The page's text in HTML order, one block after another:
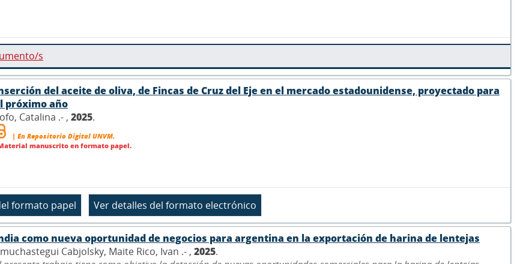
s
del aceite de oliva, de Fincas de Cruz del Eje en el mercado estadounidense, proyectado para
próximo año
Catalina .- , 2025.
| En Repositorio Digital UNVM.
manuscrito en formato papel.
como nueva oportunidad de negocios para argentina en la exportación de harina de lentejas
Cabjolsky, Maite Rico, Ivan .- , 2025.